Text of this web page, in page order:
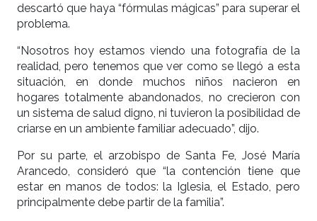
descartó que haya “fórmulas mágicas” para superar el
problema.
“Nosotros hoy estamos viendo una fotografía de la
realidad, pero tenemos que ver como se llegó a esta
situación, en donde muchos niños nacieron en
hogares totalmente abandonados, no crecieron con
un sistema de salud digno, ni tuvieron la posibilidad de
criarse en un ambiente familiar adecuado”, dijo.
Por su parte, el arzobispo de Santa Fe, José María
Arancedo, consideró que “la contención tiene que
estar en manos de todos: la Iglesia, el Estado, pero
principalmente debe partir de la familia”.